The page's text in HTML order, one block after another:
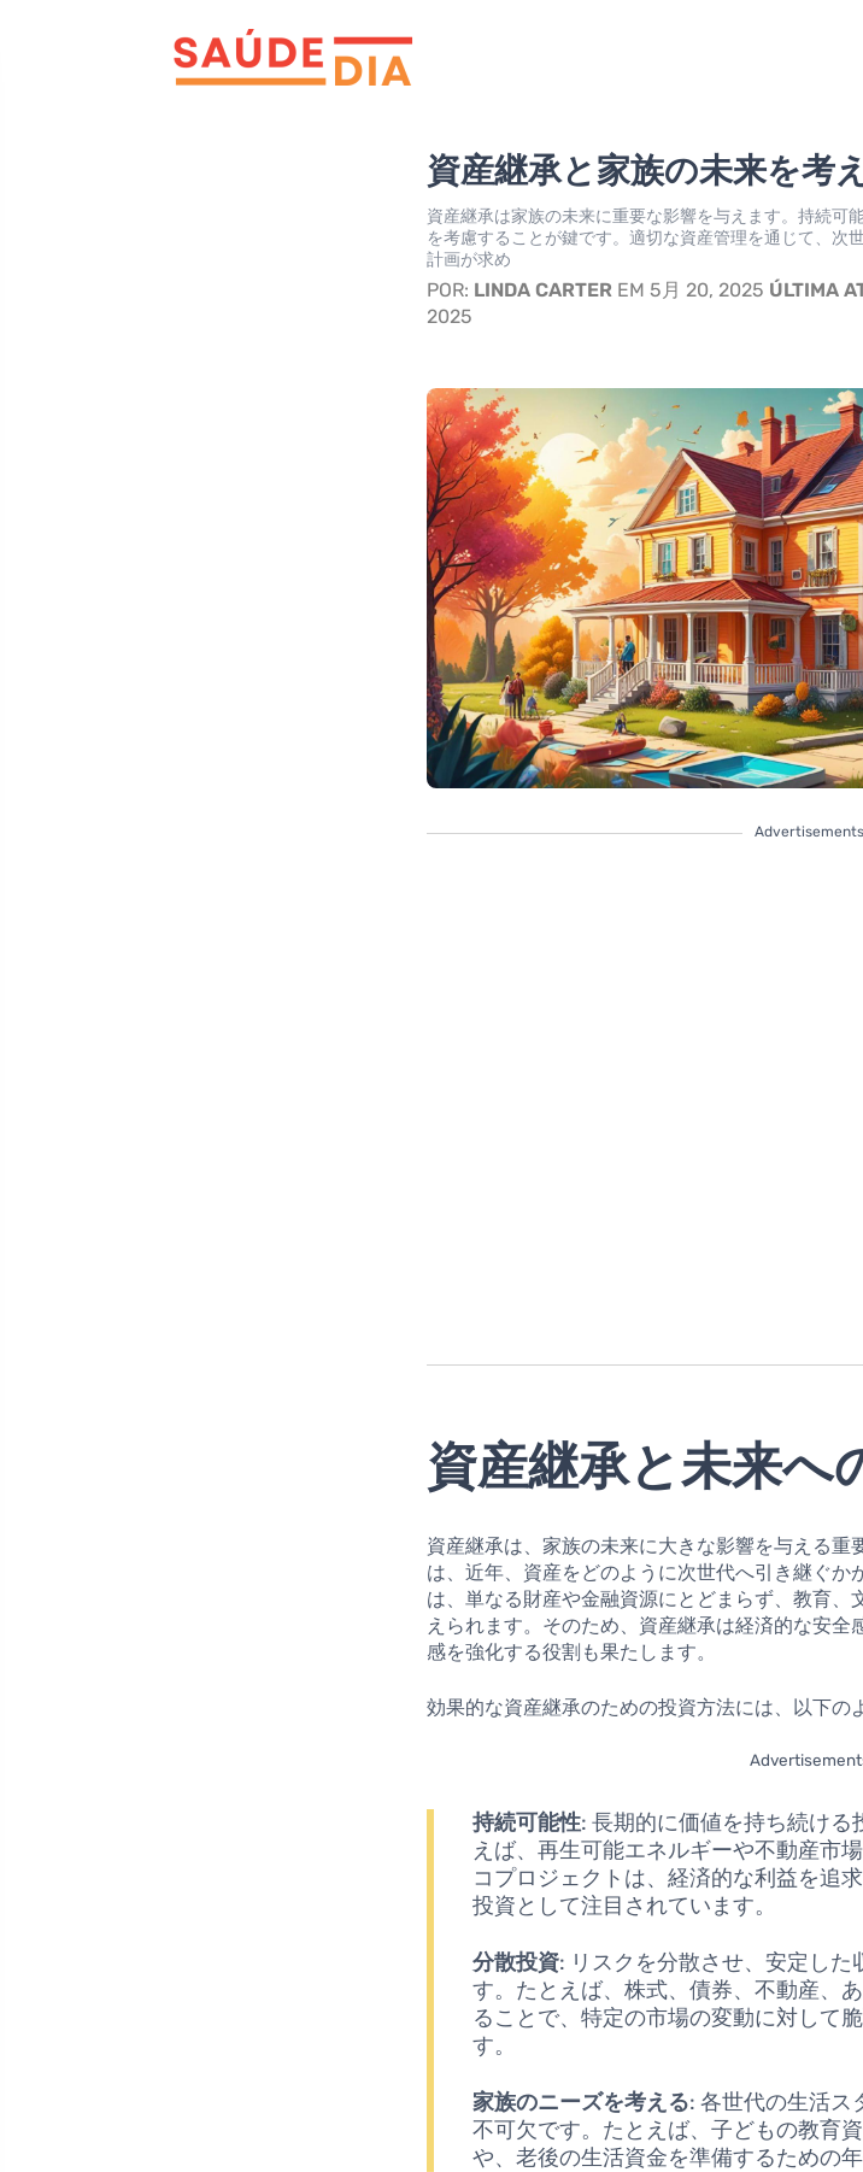
資産継承と家族の未来を考
資産継承は家族の未来に重要な影響を与えます。持続可
を考慮することが鍵です。適切な資産管理を通じて、次
計画が求め
POR: LINDA CARTER EM 5月 20, 2025 ÚLTIMA
2025
Advertisements
資産継承と未来へ
資産継承は、家族の未来に大きな影響を与える重
は、近年、資産をどのように次世代へ引き継ぐか
は、単なる財産や金融資源にとどまらず、教育
えられます。そのため、資産継承は経済的な安
感を強化する役割も果たします。
効果的な資産継承のための投資方法には、以下の
持続可能性: 長期的に価値を持ち続け
えば、再生可能エネルギーや不動産市
コプロジェクトは、経済的な利益を追
投資として注目されています。
分散投資: リスクを分散させ、安定した
す。たとえば、株式、債券、不動産、
ることで、特定の市場の変動に対して
す。
家族のニーズを考える: 各世代の生活ス
不可欠です。たとえば、子どもの教育
や、老後の生活資金を準備するための